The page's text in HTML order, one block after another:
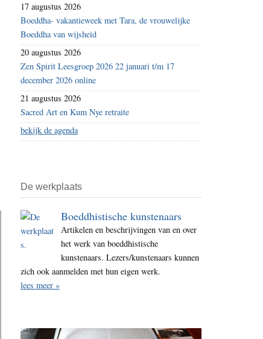
17 augustus 2026
Boeddha- vakantieweek met Tara, de vrouwelijke
Boeddha van wijsheid
20 augustus 2026
Zen Spirit Leesgroep 2026 22 januari t/m 17
december 2026 online
21 augustus 2026
Sacred Art en Kum Nye retraite
bekijk de agenda
De werkplaats
Boeddhistische kunstenaars
Artikelen en beschrijvingen van en over
het werk van boeddhistische
kunstenaars. Lezers/kunstenaars kunnen
zich ook aanmelden met hun eigen werk.
lees meer »